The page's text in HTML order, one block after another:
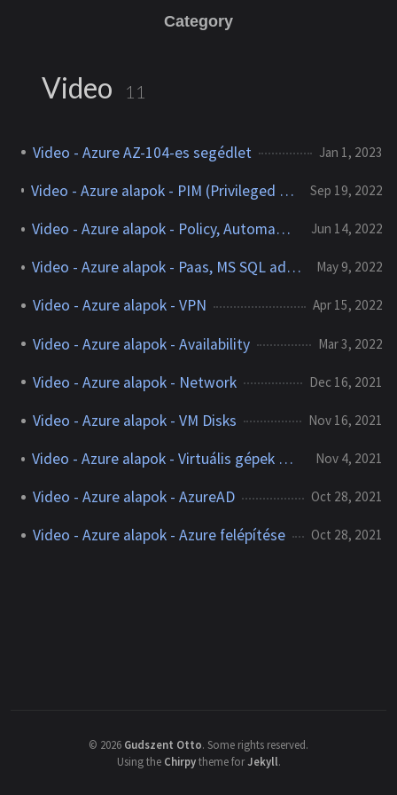
Category
Video 11
Video - Azure AZ-104-es segédlet Jan 1, 2023
Video - Azure alapok - PIM (Privileged Identity Management) Sep 19, 2022
Video - Azure alapok - Policy, Automatizáljunk Jun 14, 2022
Video - Azure alapok - Paas, MS SQL adatbázis létrehozása May 9, 2022
Video - Azure alapok - VPN Apr 15, 2022
Video - Azure alapok - Availability Mar 3, 2022
Video - Azure alapok - Network Dec 16, 2021
Video - Azure alapok - VM Disks Nov 16, 2021
Video - Azure alapok - Virtuális gépek méretezése Nov 4, 2021
Video - Azure alapok - AzureAD Oct 28, 2021
Video - Azure alapok - Azure felépítése Oct 28, 2021
© 2026 Gudszent Otto. Some rights reserved.
Using the Chirpytheme forJekyll.